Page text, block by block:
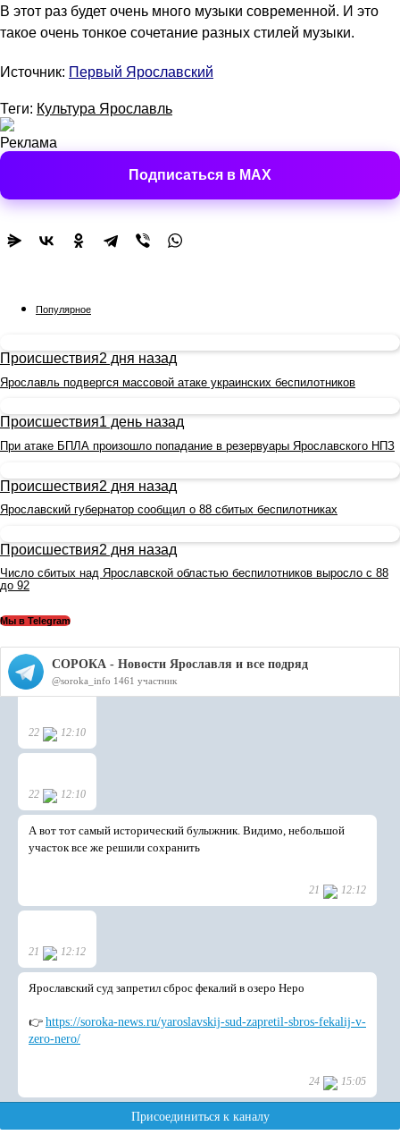
В этот раз будет очень много музыки современной. И это
такое очень тонкое сочетание разных стилей музыки.
Источник: Первый Ярославский
Теги: Культура Ярославль
Реклама
Подписаться в MAX
Популярное
Происшествия2 дня назад
Ярославль подвергся массовой атаке украинских беспилотников
Происшествия1 день назад
При атаке БПЛА произошло попадание в резервуары Ярославского НПЗ
Происшествия2 дня назад
Ярославский губернатор сообщил о 88 сбитых беспилотниках
Происшествия2 дня назад
Число сбитых над Ярославской областью беспилотников выросло с 88
до 92
Мы в Telegram